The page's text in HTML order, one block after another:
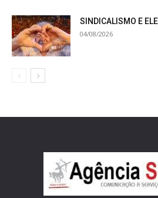
SINDICALISMO E
04/08/2026